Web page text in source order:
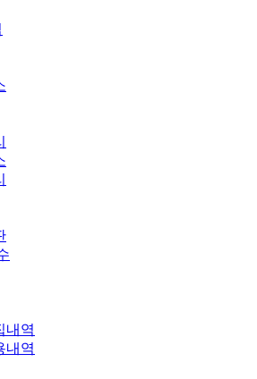
내역
내역